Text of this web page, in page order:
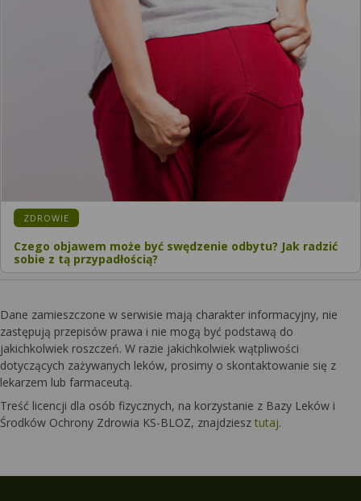
ZDROWIE
Czego objawem może być swędzenie odbytu? Jak radzić
sobie z tą przypadłością?
Dane zamieszczone w serwisie mają charakter informacyjny, nie
zastępują przepisów prawa i nie mogą być podstawą do
jakichkolwiek roszczeń. W razie jakichkolwiek wątpliwości
dotyczących zażywanych leków, prosimy o skontaktowanie się z
lekarzem lub farmaceutą.
Treść licencji dla osób fizycznych, na korzystanie z Bazy Leków i
Środków Ochrony Zdrowia KS-BLOZ, znajdziesz tutaj.